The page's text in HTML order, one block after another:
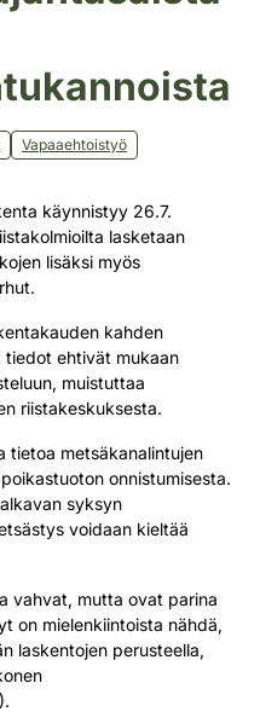
Vapaaehtoistyö
käynnistyy 26.7.
lasketaan
lisäksi myös
kahden
tiedot ehtivät mukaan
muistuttaa
riistakeskuksesta.
tietoa metsäkanalintujen
onnistumisesta.
syksyn
voidaan kieltää
vahvat, mutta ovat parina
on mielenkiintoista nähdä,
laskentojen perusteella,